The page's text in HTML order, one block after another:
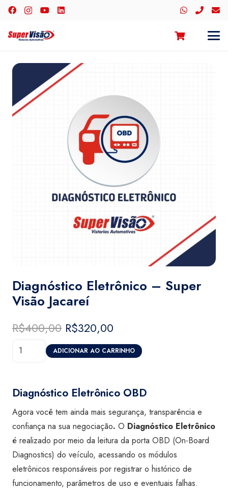
Diagnóstico Eletrônico – Super
Visão Jacareí
R$400,00 O
preço
original
R$320,00
preço
atual
Diagnóstico
Super
Jacareí
quantidade
ADICIONAR AO CARRINHO
Diagnóstico Eletrônico OBD
Agora você tem ainda mais segurança, transparência e
confiança na sua negociação. O Diagnóstico Eletrônico
é realizado por meio da leitura da porta OBD (On-Board
Diagnostics) do veículo, acessando os módulos
eletrônicos responsáveis por registrar o histórico de
funcionamento, parâmetros de uso e eventuais falhas.